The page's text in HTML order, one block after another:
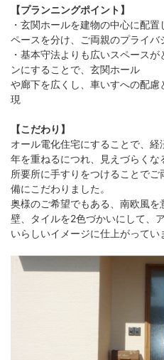
【プランニングポイント】
・玄関ホールを建物の中心に配
ペースを分け、ご両親のプライバ
・基本守法よりも広いスペース
ンにすることで、玄関ホール
や廊下を広くし、車いすへの配
現
【こだわり】
オール電化住宅にすることで、経
年を重ねるにつれ、見えづらく
所要所に手すりをつけることで
備にこだわりました。
奥様のご希望でもある、南欧風
壁、タイルを2色づかいにして、
いらしいイメージに仕上がってい